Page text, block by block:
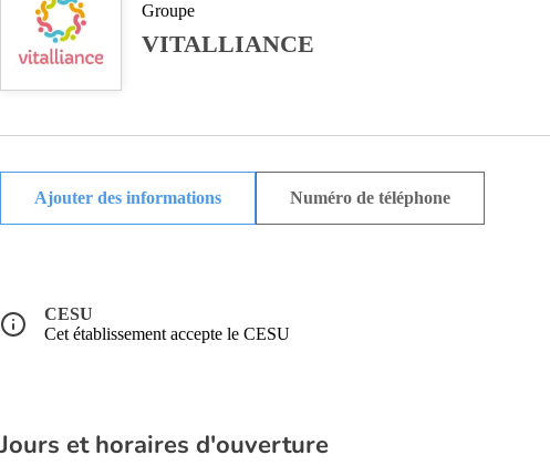
Groupe
VITALLIANCE
Ajouter des informations Numéro de téléphone
CESU
Cet établissement accepte le CESU
Jours et horaires d'ouverture